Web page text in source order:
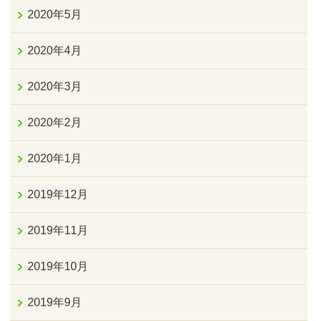
2020年5月
2020年4月
2020年3月
2020年2月
2020年1月
2019年12月
2019年11月
2019年10月
2019年9月